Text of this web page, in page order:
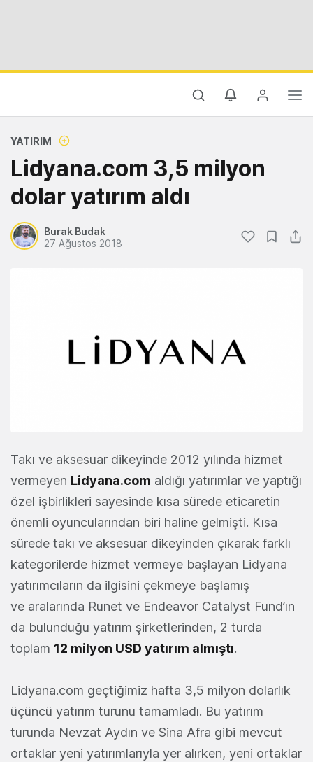
YATIRIM
Lidyana.com 3,5 milyon
dolar yatırım aldı
Burak Budak
27 Ağustos 2018
Takı ve aksesuar dikeyinde 2012 yılında hizmet
vermeyen Lidyana.com aldığı yatırımlar ve yaptığı
özel işbirlikleri sayesinde kısa sürede eticaretin
önemli oyuncularından biri haline gelmişti. Kısa
sürede takı ve aksesuar dikeyinden çıkarak farklı
kategorilerde hizmet vermeye başlayan Lidyana
yatırımcıların da ilgisini çekmeye başlamış
ve aralarında Runet ve Endeavor Catalyst Fund’ın
da bulunduğu yatırım şirketlerinden, 2 turda
toplam 12 milyon USD yatırım almıştı.
Lidyana.com geçtiğimiz hafta 3,5 milyon dolarlık
üçüncü yatırım turunu tamamladı. Bu yatırım
turunda Nevzat Aydın ve Sina Afra gibi mevcut
ortaklar yeni yatırımlarıyla yer alırken, yeni ortaklar